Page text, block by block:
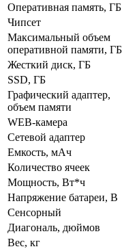
Оперативная память, ГБ
Чипсет
Максимальный объем
оперативной памяти, ГБ
Жесткий диск, ГБ
SSD, ГБ
Графический адаптер,
объем памяти
WEB-камера
Сетевой адаптер
Емкость, мАч
Количество ячеек
Мощность, Вт*ч
Напряжение батареи, В
Сенсорный
Диагональ, дюймов
Вес, кг